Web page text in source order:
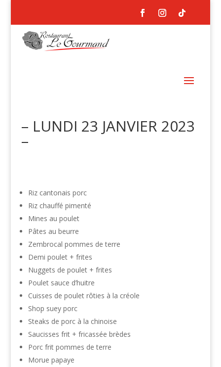
– LUNDI 23 JANVIER 2023
–
Riz cantonais porc
Riz chauffé pimenté
Mines au poulet
Pâtes au beurre
Zembrocal pommes de terre
Demi poulet + frites
Nuggets de poulet + frites
Poulet sauce d’huitre
Cuisses de poulet rôties à la créole
Shop suey porc
Steaks de porc à la chinoise
Saucisses frit + fricassée brèdes
Porc frit pommes de terre
Morue papaye